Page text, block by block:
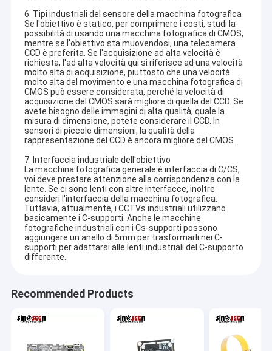
Casa
Prodotti
Video
Mostra VR
Chi siamo
Fatory Tour
Controllo di qualità
Contattaci
notizie
Tutti i casi
6. Tipi industriali del sensore della macchina fotografica
Se l'obiettivo è statico, per comprimere i costi, studi la
possibilità di usando una macchina fotografica di CMOS,
mentre se l'obiettivo sta muovendosi, una telecamera
CCD è preferita. Se l'acquisizione ad alta velocità è
richiesta, l'ad alta velocità qui si riferisce ad una velocità
molto alta di acquisizione, piuttosto che una velocità
molto alta del movimento e una macchina fotografica di
CMOS può essere considerata, perché la velocità di
acquisizione del CMOS sarà migliore di quella del CCD. Se
avete bisogno delle immagini di alta qualità, quale la
misura di dimensione, potete considerare il CCD. In
sensori di piccole dimensioni, la qualità della
rappresentazione del CCD è ancora migliore del CMOS.
7. Interfaccia industriale dell'obiettivo
La macchina fotografica generale è interfaccia di C/CS,
voi deve prestare attenzione alla corrispondenza con la
lente. Se ci sono lenti con altre interfacce, inoltre
consideri l'interfaccia della macchina fotografica.
Tuttavia, attualmente, i CCTVs industriali utilizzano
basicamente i C-supporti. Anche le macchine
fotografiche industriali con i Cs-supporti possono
aggiungere un anello di 5mm per trasformarli nei C-
supporti per adattarsi alle lenti industriali del C-supporto
differente.
Recommended Products
La tecnologia il Co., srl di Shenzhen Sinoseen è stata stabilita nel
marzo 2009. Per le decadi eccessive, Sinoseen è stato dedicato
a fornire ai clienti le varie soluzioni su misura OEM/ODM di
elaborazione di immagini di CMOS da progettazione e dallo
sviluppo, fabbricazione, alla un-fermata post-vendita service.we
sono sicuri offrire i clienti con la maggior parte del prezzo
competitivo e la migliore qualità.
Attualmente, i nostri prodotti comprendono nel modulo del
modulo della macchina fotografica di USB, della macchina
fotografica di MIPI, modulo nella macchina fotografica di DVP,
modulo della macchina fotografica del telefono cellulare, modulo
della macchina fotografica del taccuino, videocamera di
sicurezza, macchina fotografica dell'automobile e prodotti astuti
della macchina fotografica della cote in molte aree differenti
come VR, l'AR, 3D, AI, il dispositivo portabile, la cuffia avricolare,
la roboticadi vetro, IoT, l'industriale, agrotechny medici, la
biometria, la rappresentazione, visione artificiale, dispositivo
ottico del computer, sicurezza, ecc. Tutto il relativo al prodotto
con il modulo della macchina fotografica,possiamo trovare la
migliore soluzione per voi.